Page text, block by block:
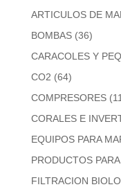
ARTICULOS DE
BOMBAS (36)
CARACOLES Y
CO2 (64)
COMPRESORES
CORALES E
EQUIPOS PARA
PRODUCTOS
FILTRACION